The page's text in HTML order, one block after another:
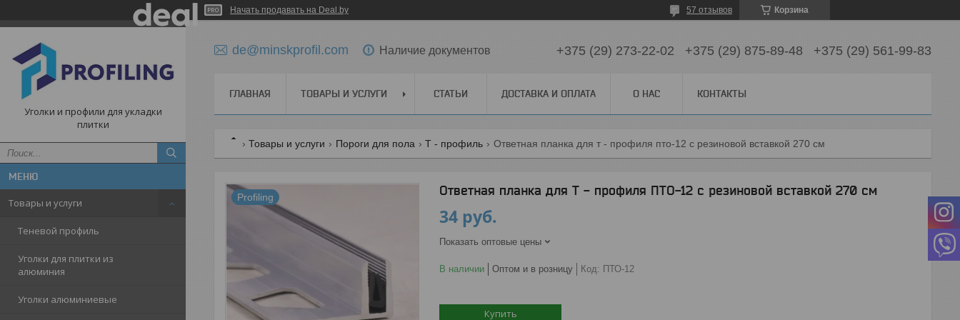
Начать продавать на Deal.by Корзина
57 отзывов
Уголки и профили для укладки
плитки
Товары и услуги
Теневой профиль
Уголки для плитки из
алюминия
Уголки алюминиевые
de@minskprofil.com Наличие документов +375 (29) 273-22-02 +375 (29) 875-89-48 +375 (29) 561-99-83
ГЛАВНАЯ ТОВАРЫ И УСЛУГИ СТАТЬИ ДОСТАВКА И ОПЛАТА О НАС КОНТАКТЫ
Товары и услуги Пороги для пола Т - профиль Ответная планка для т - профиля пто-12 с резиновой вставкой 270 см
Profiling Ответная планка для Т - профиля ПТО-12 с резиновой вставкой 270 см
34 руб.
Показать оптовые цены
В наличии Оптом и в розницу Код: ПТО-12
Купить